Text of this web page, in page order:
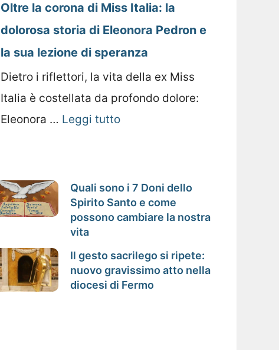
Oltre la corona di Miss Italia: la
dolorosa storia di Eleonora Pedron e
la sua lezione di speranza
Dietro i riflettori, la vita della ex Miss
Italia è costellata da profondo dolore:
Eleonora … Leggi tutto
Quali sono i 7 Doni dello
Spirito Santo e come
possono cambiare la nostra
vita
Il gesto sacrilego si ripete:
nuovo gravissimo atto nella
diocesi di Fermo